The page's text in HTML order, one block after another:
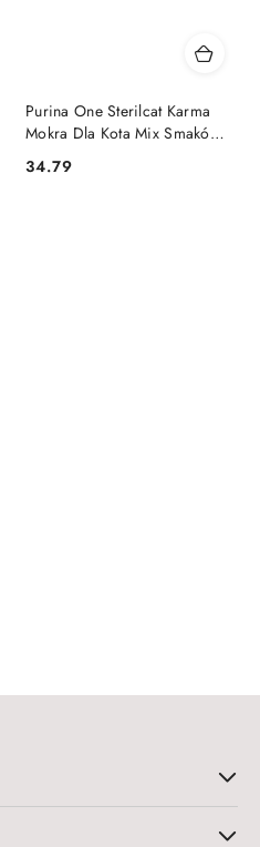
Purina One Sterilcat Karma
Mokra Dla Kota Mix Smaków
Cena:
34.79